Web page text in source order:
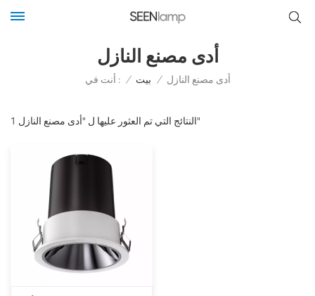
أدى مصنع النازل
أنت في : / بيت / أدى مصنع النازل
1 النتائج التي تم العثور عليها ل "أدى مصنع النازل"